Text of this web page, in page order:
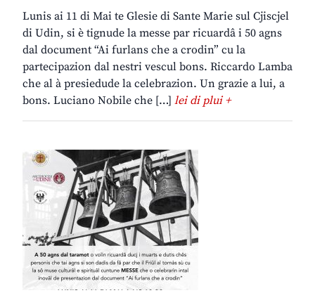
Lunis ai 11 di Mai te Glesie di Sante Marie sul Cjiscjel
di Udin, si è tignude la messe par ricuardâ i 50 agns
dal document “Ai furlans che a crodin” cu la
partecipazion dal nestri vescul bons. Riccardo Lamba
che al à presiedude la celebrazion. Un grazie a lui, a
bons. Luciano Nobile che […] lei di plui +